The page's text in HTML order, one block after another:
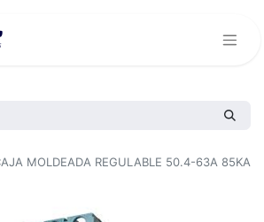
MOLDEADA REGULABLE 50.4-63A 85KA